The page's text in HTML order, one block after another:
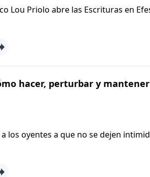
Lou Priolo abre las Escrituras en
cuando resolvemos un
hacer, perturbar y mantener
los oyentes a que no se dejen
que es la única manera en